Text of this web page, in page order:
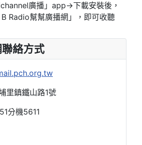
廣播」app→下載安裝後，
Radio幫幫廣播網」，即可收聽
絡方式
里鎮鐵山路1號
分機5611